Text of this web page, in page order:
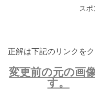
スポ
正解は下記のリンクを
変更前の元の画
す。